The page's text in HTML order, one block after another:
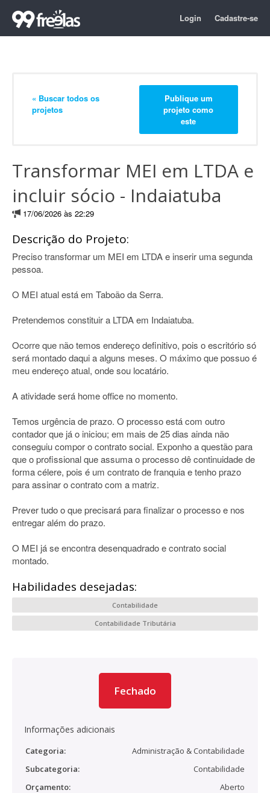
Login Cadastre-se
« Buscar todos os
projetos
Publique um
projeto como
este
Transformar MEI em LTDA e
incluir sócio - Indaiatuba
17/06/2026 às 22:29
Descrição do Projeto:
Preciso transformar um MEI em LTDA e inserir uma segunda
pessoa.
O MEI atual está em Taboão da Serra.
Pretendemos constituir a LTDA em Indaiatuba.
Ocorre que não temos endereço definitivo, pois o escritório só
será montado daqui a alguns meses. O máximo que possuo é
meu endereço atual, onde sou locatário.
A atividade será home office no momento.
Temos urgência de prazo. O processo está com outro
contador que já o iniciou; em mais de 25 dias ainda não
conseguiu compor o contrato social. Exponho a questão para
que o profissional que assuma o processo dê continuidade de
forma célere, pois é um contrato de franquia e tenho prazo
para assinar o contrato com a matriz.
Prever tudo o que precisará para finalizar o processo e nos
entregar além do prazo.
O MEI já se encontra desenquadrado e contrato social
montado.
Habilidades desejadas:
Contabilidade
Contabilidade Tributária
Fechado
Informações adicionais
Categoria:
Administração & Contabilidade
Subcategoria:
Contabilidade
Orçamento:
Aberto